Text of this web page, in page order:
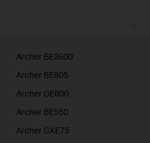
Archer BE3600
Archer BE805
Archer GE800
Archer BE550
Archer GXE75